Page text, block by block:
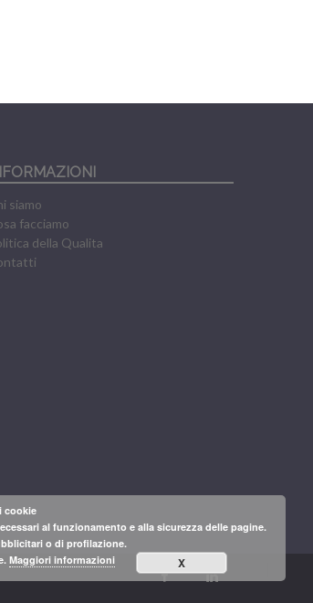
siamo
facciamo
della Qualita
cookie
al funzionamento e alla sicurezza delle pagine.
o di profilazione.
Maggiori informazioni X